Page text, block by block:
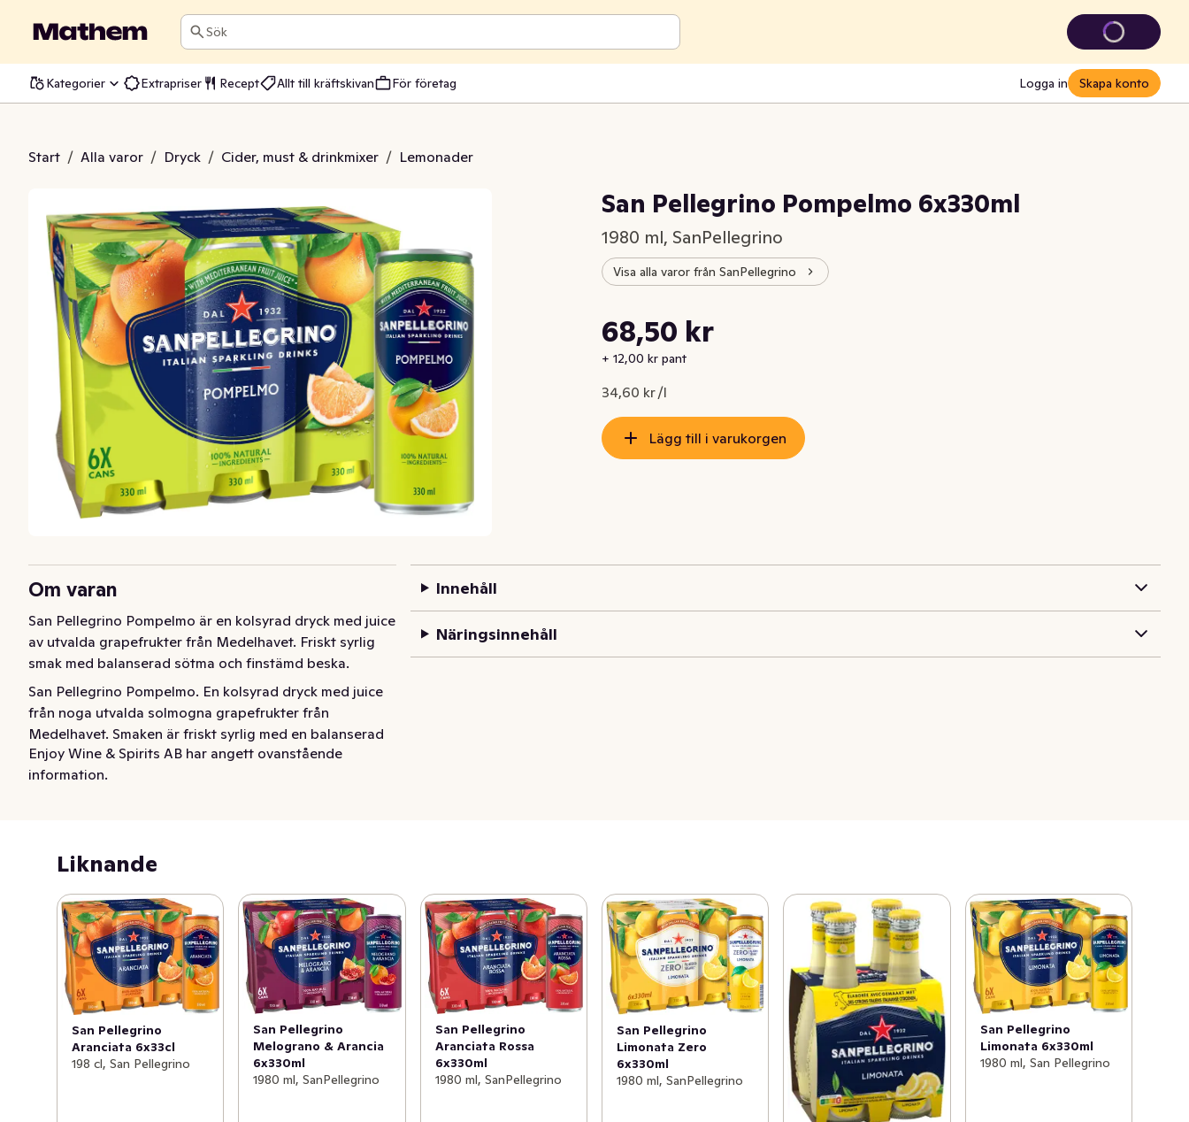
Sök
Kategorier Extrapriser Recept Allt till kräftskivan För företag Logga in Skapa konto
Start / Alla varor / Dryck / Cider, must & drinkmixer / Lemonader
Pompelmo 6x330ml
San Pellegrino Pompelmo 6x330ml
1980 ml, SanPellegrino
Visa alla varor från SanPellegrino
Nuvarande pris är: 68,50 kr
68,50 kr
+ 12,00 kr pant
34,60 kr /l
Styckpris: 34,60 kr /l
Lägg till i varukorgen
Om varan
San Pellegrino Pompelmo är en kolsyrad dryck med juice
av utvalda grapefrukter från Medelhavet. Friskt syrlig
smak med balanserad sötma och finstämd beska.
San Pellegrino Pompelmo. En kolsyrad dryck med juice
från noga utvalda solmogna grapefrukter från
Medelhavet. Smaken är friskt syrlig med en balanserad
sötma och finstämd beska i eftersmaken. Smakerna
förstärks av de små bubblorna från kolsyran. Serveras
Enjoy Wine & Spirits AB har angett ovanstående
information.
Innehåll
Näringsinnehåll
Liknande
San Pellegrino
Aranciata 6x33cl
198 cl, San Pellegrino
San Pellegrino
Melograno & Arancia
6x330ml
1980 ml, SanPellegrino
San Pellegrino
Aranciata Rossa
6x330ml
1980 ml, SanPellegrino
San Pellegrino
Limonata Zero
6x330ml
1980 ml, SanPellegrino
San Pellegrino
Limonata 6x330ml
1980 ml, San Pellegrino